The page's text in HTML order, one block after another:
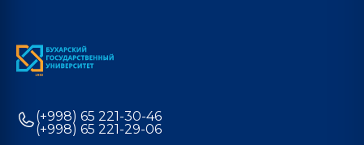
(+998) 65 221-30-46
(+998) 65 221-29-06